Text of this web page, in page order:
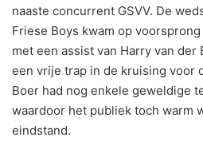
naaste concurrent GSVV. De
Friese Boys kwam op
met een assist van Harry van der
een vrije trap in de kruising voor
Boer had nog enkele geweldige
waardoor het publiek toch warm
eindstand.